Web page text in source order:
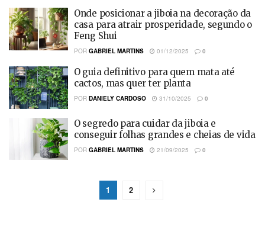
Onde posicionar a jiboia na decoração da
casa para atrair prosperidade, segundo o
Feng Shui
POR GABRIEL MARTINS 01/12/2025 0
O guia definitivo para quem mata até
cactos, mas quer ter planta
POR DANIELY CARDOSO 31/10/2025 0
O segredo para cuidar da jiboia e
conseguir folhas grandes e cheias de vida
POR GABRIEL MARTINS 21/09/2025 0
1 2